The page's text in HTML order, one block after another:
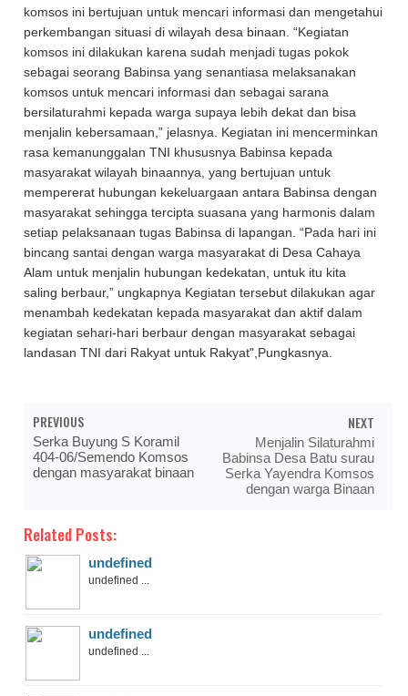
komsos ini bertujuan untuk mencari informasi dan mengetahui
perkembangan situasi di wilayah desa binaan. “Kegiatan
komsos ini dilakukan karena sudah menjadi tugas pokok
sebagai seorang Babinsa yang senantiasa melaksanakan
komsos untuk mencari informasi dan sebagai sarana
bersilaturahmi kepada warga supaya lebih dekat dan bisa
menjalin kebersamaan,” jelasnya. Kegiatan ini mencerminkan
rasa kemanunggalan TNI khususnya Babinsa kepada
masyarakat wilayah binaannya, yang bertujuan untuk
mempererat hubungan kekeluargaan antara Babinsa dengan
masyarakat sehingga tercipta suasana yang harmonis dalam
setiap pelaksanaan tugas Babinsa di lapangan. “Pada hari ini
bincang santai dengan warga masyarakat di Desa Cahaya
Alam untuk menjalin hubungan kedekatan, untuk itu kita
saling berbaur,” ungkapnya Kegiatan tersebut dilakukan agar
menambah kedekatan kepada masyarakat dan aktif dalam
kegiatan sehari-hari berbaur dengan masyarakat sebagai
landasan TNI dari Rakyat untuk Rakyat",Pungkasnya.
PREVIOUS
Serka Buyung S Koramil
404-06/Semendo Komsos
dengan masyarakat binaan
NEXT
Menjalin Silaturahmi
Babinsa Desa Batu surau
Serka Yayendra Komsos
dengan warga Binaan
Related Posts:
undefined
undefined ...
undefined
undefined ...